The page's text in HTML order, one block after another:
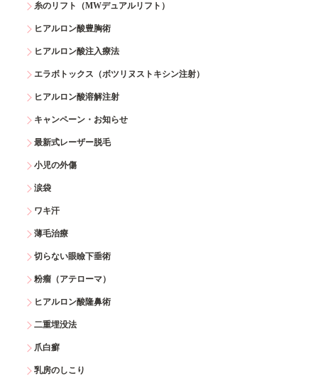
糸のリフト（MWデュアルリフト）
ヒアルロン酸豊胸術
ヒアルロン酸注入療法
エラボトックス（ボツリヌストキシン注射）
ヒアルロン酸溶解注射
キャンペーン・お知らせ
最新式レーザー脱毛
小児の外傷
涙袋
ワキ汗
薄毛治療
切らない眼瞼下垂術
粉瘤（アテローマ）
ヒアルロン酸隆鼻術
二重埋没法
爪白癬
乳房のしこり